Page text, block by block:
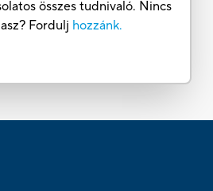
összes tudnivaló. Nincs
Fordulj hozzánk.